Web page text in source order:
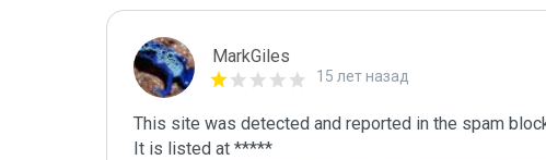
MarkGiles
15 лет назад
This site was detected and reported in the spam
It is listed at *****